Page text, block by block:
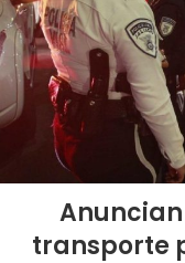
transporte